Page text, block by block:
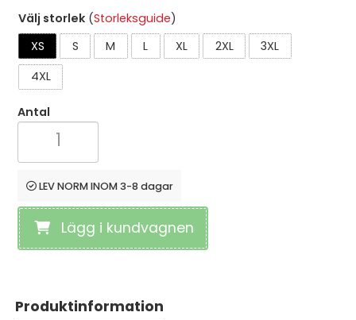
Välj storlek (Storleksguide)
XS
S M L XL 2XL
3XL
4XL
Antal
LEV NORM INOM 3-8 dagar
Lägg i kundvagnen
Produktinformation